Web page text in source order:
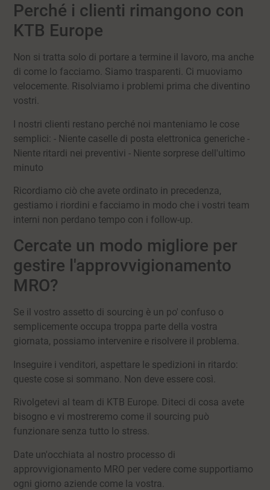
Perché i clienti rimangono con
KTB Europe
Non si tratta solo di portare a termine il lavoro, ma anche
di come lo facciamo. Siamo trasparenti. Ci muoviamo
velocemente. Risolviamo i problemi prima che diventino
vostri.
I nostri clienti restano perché noi manteniamo le cose
semplici: - Niente caselle di posta elettronica generiche -
Niente ritardi nei preventivi - Niente sorprese dell'ultimo
minuto
Ricordiamo ciò che avete ordinato in precedenza,
gestiamo i riordini e facciamo in modo che i vostri team
interni non perdano tempo con i follow-up.
Cercate un modo migliore per
gestire l'approvvigionamento
MRO?
Se il vostro assetto di sourcing è un po' confuso o
semplicemente occupa troppa parte della vostra
giornata, possiamo intervenire e risolvere il problema.
Inseguire i venditori, aspettare le spedizioni in ritardo:
queste cose si sommano. Non deve essere così.
Rivolgetevi al team di KTB Europe. Diteci di cosa avete
bisogno e vi mostreremo come il sourcing può
funzionare senza tutto lo stress.
Date un'occhiata al nostro processo di
approvvigionamento MRO per vedere come supportiamo
ogni giorno aziende come la vostra.